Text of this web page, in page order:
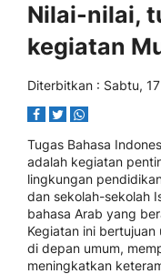
Nilai-nilai,
kegiatan
Diterbitkan : Sabtu,
Tugas Bahasa
adalah kegiatan
lingkungan
dan sekolah-sekolah
bahasa Arab yang
Kegiatan ini
di depan umum,
meningkatkan